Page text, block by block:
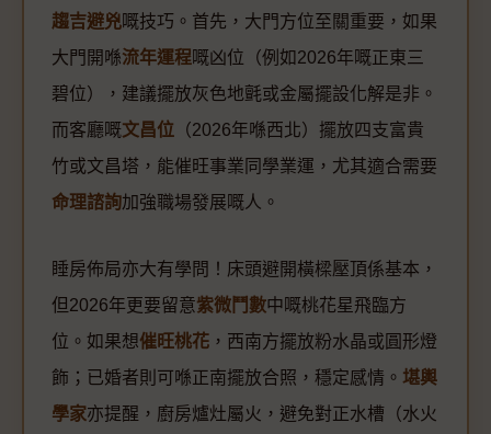
趨吉避兇嘅技巧。首先，大門方位至關重要，如果
大門開喺流年運程嘅凶位（例如2026年嘅正東三
碧位），建議擺放灰色地氈或金屬擺設化解是非。
而客廳嘅文昌位 （2026年喺西北）擺放四支富貴
竹或文昌塔，能催旺事業同學業運，尤其適合需要
命理諮詢加強職場發展嘅人。
睡房佈局亦大有學問！床頭避開橫樑壓頂係基本，
但2026年更要留意紫微鬥數中嘅桃花星飛臨方
位。如果想催旺桃花 ，西南方擺放粉水晶或圓形燈
飾；已婚者則可喺正南擺放合照，穩定感情。 堪輿
學家亦提醒，廚房爐灶屬火，避免對正水槽（水火